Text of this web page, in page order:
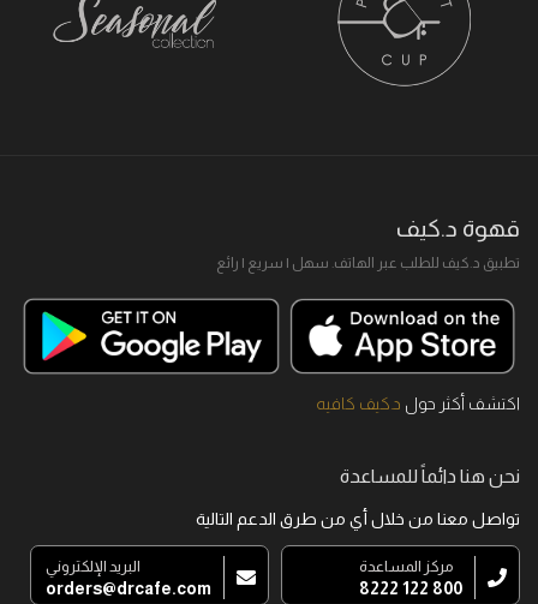
قهوة د.كيف
تطبيق د.كيف للطلب عبر الهاتف. سهل I سريع I رائع
اكتشف أكثر حول د.كيف كافيه
نحن هنا دائماً للمساعدة
تواصل معنا من خلال أي من طرق الدعم التالية
مركز المساعدة
800 122 8222
البريد الإلكتروني
orders@drcafe.com